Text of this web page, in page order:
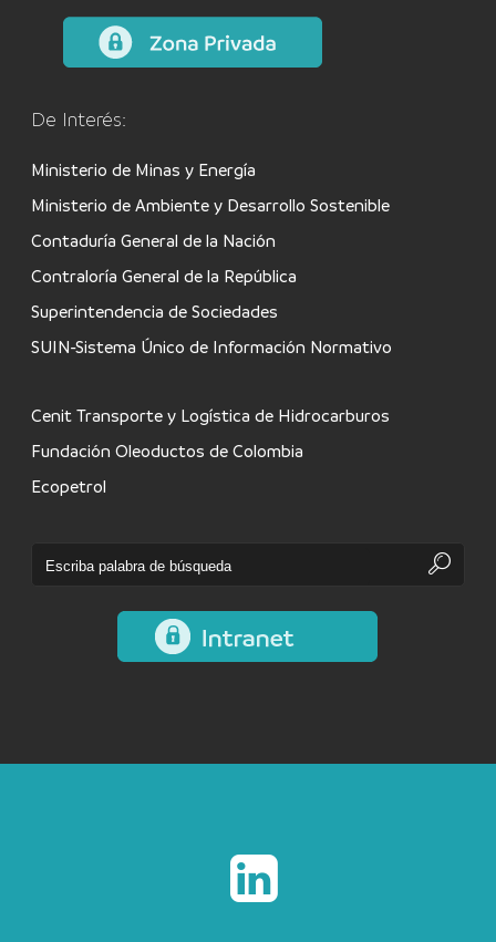
De Interés:
Ministerio de Minas y Energía
Ministerio de Ambiente y Desarrollo Sostenible
Contaduría General de la Nación
Contraloría General de la República
Superintendencia de Sociedades
SUIN-Sistema Único de Información Normativo
Cenit Transporte y Logística de Hidrocarburos
Fundación Oleoductos de Colombia
Ecopetrol